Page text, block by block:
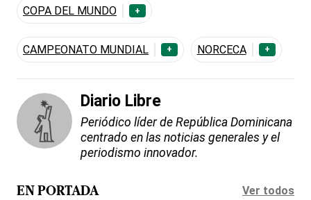
COPA DEL MUNDO +
CAMPEONATO MUNDIAL + NORCECA +
Diario Libre
Periódico líder de República Dominicana
centrado en las noticias generales y el
periodismo innovador.
EN PORTADA Ver todos